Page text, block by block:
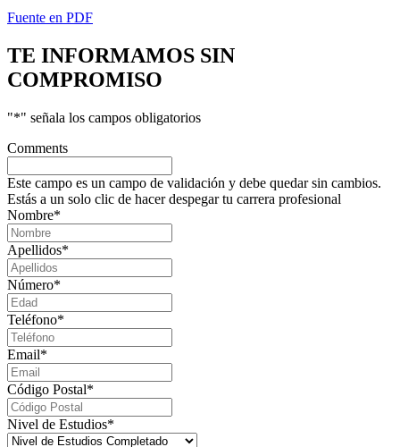
Fuente en PDF
TE INFORMAMOS SIN
COMPROMISO
"*" señala los campos obligatorios
Comments
Este campo es un campo de validación y debe quedar sin cambios.
Estás a un solo clic de hacer despegar tu carrera profesional
Nombre*
Apellidos*
Número*
Teléfono*
Email*
Código Postal*
Nivel de Estudios*